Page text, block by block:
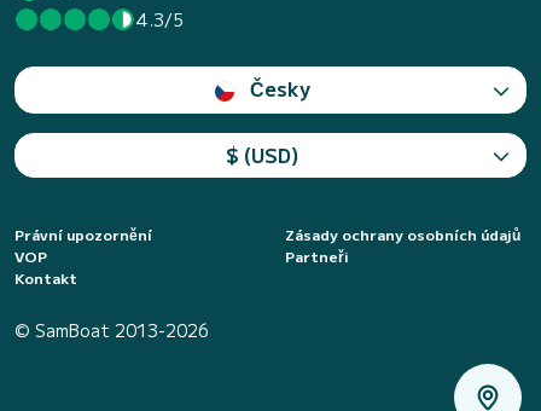
4.3/5
Česky
$ (USD)
Právní upozornění
Zásady ochrany osobních údajů
VOP
Partneři
Kontakt
© SamBoat 2013-2026